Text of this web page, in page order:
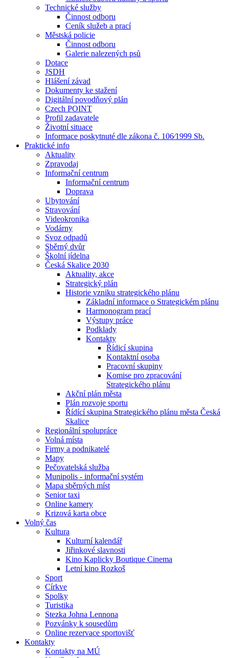
Technické služby
Činnost odboru
Ceník služeb a prací
Městská policie
Činnost odboru
Galerie nalezených psů
Dotace
JSDH
Hlášení závad
Dokumenty ke stažení
Digitální povodňový plán
Czech POINT
Profil zadavatele
Životní situace
Informace poskytnuté dle zákona č. 106⁄1999 Sb.
Praktické info
Aktuality
Zpravodaj
Informační centrum
Informační centrum
Doprava
Ubytování
Stravování
Videokronika
Vodárny
Svoz odpadů
Sběrný dvůr
Školní jídelna
Česká Skalice 2030
Aktuality, akce
Strategický plán
Historie vzniku strategického plánu
Základní informace o Strategickém plánu
Harmonogram prací
Výstupy práce
Podklady
Kontakty
Řídicí skupina
Kontaktní osoba
Pracovní skupiny
Komise pro zpracování
Strategického plánu
Akční plán města
Plán rozvoje sportu
Řídící skupina Strategického plánu města Česká
Skalice
Regionální spolupráce
Volná místa
Firmy a podnikatelé
Mapy
Pečovatelská služba
Munipolis - informační systém
Mapa sběrných míst
Senior taxi
Online kamery
Krizová karta obce
Volný čas
Kultura
Kulturní kalendář
Jiřinkové slavnosti
Kino Kaplicky Boutique Cinema
Letní kino Rozkoš
Sport
Církve
Spolky
Turistika
Stezka Johna Lennona
Pozvánky k sousedům
Online rezervace sportovišť
Kontakty
Kontakty na MÚ